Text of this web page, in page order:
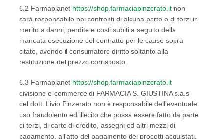
6.2 Farmaplanet https://shop.farmaciapinzerato.it non
sarà responsabile nei confronti di alcuna parte o di terzi in
merito a danni, perdite e costi subiti a seguito della
mancata esecuzione del contratto per le cause sopra
citate, avendo il consumatore diritto soltanto alla
restituzione del prezzo corrisposto.
6.3 Farmaplanet https://shop.farmaciapinzerato.it
divisione e-commerce di FARMACIA S. GIUSTINA s.a.s
del dott. Livio Pinzerato non è responsabile dell'eventuale
uso fraudolento ed illecito che possa essere fatto da parte
di terzi, di carte di credito, assegni ed altri mezzi di
pagamento, all'atto del pagamento dei prodotti acquistati.